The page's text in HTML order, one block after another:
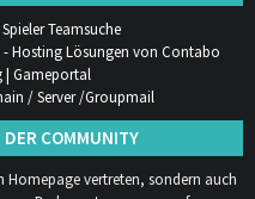
Teamsuche
- Hosting Lösungen von Contabo
| Gameportal
/ Server /Groupmail
COMMUNITY
Homepage vertreten, sondern auch